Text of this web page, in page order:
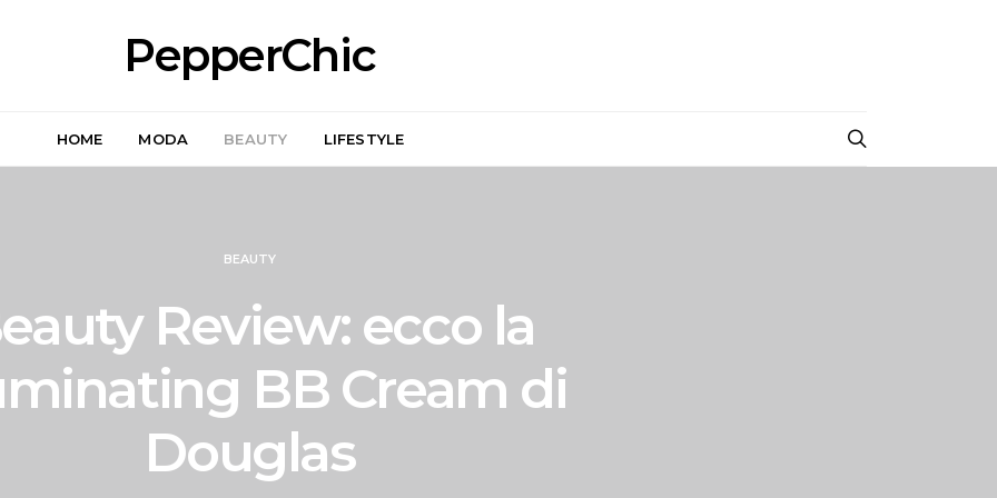
PepperChic
HOME MODA BEAUTY LIFESTYLE
BEAUTY
Review: ecco la
BB Cream di
Douglas